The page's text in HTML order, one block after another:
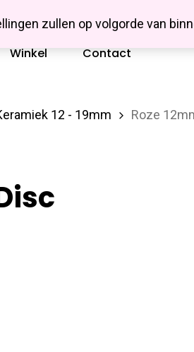
zullen op volgorde van
Winkel Contact
12 - 19mm Roze